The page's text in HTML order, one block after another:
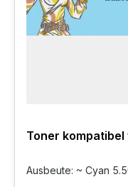
Toner kompatibel
Ausbeute: ~ Cyan